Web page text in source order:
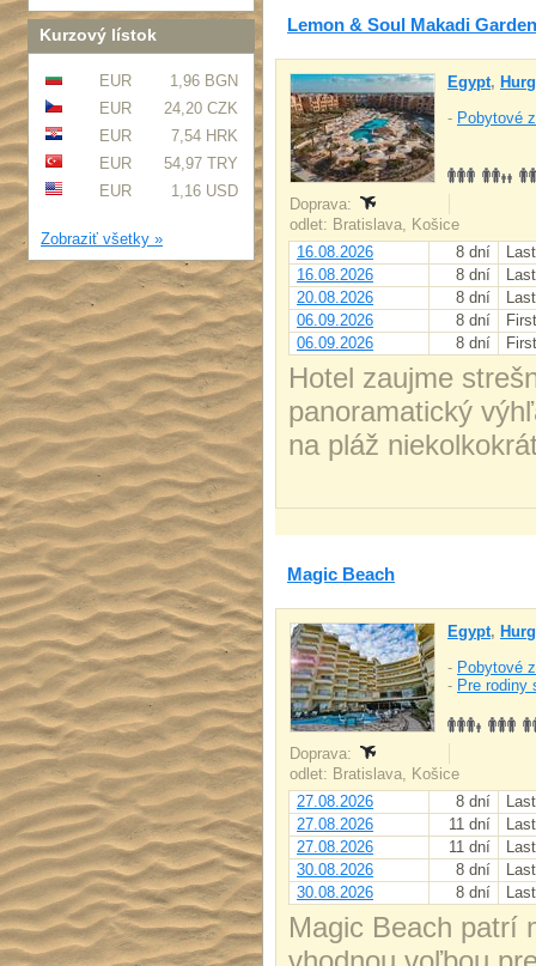
Kurzový lístok
EUR
1,96 BGN
EUR
24,20 CZK
EUR
7,54 HRK
EUR
54,97 TRY
EUR
1,16 USD
Zobraziť všetky »
Lemon & Soul Makadi Garden
Egypt,
- Pobytové
Doprava:
odlet: Bratislava, Košice
16.08.2026
8 dní
16.08.2026
8 dní
20.08.2026
8 dní
06.09.2026
8 dní
06.09.2026
8 dní
Hotel zaujme
panoramatický
na pláž
Magic Beach
Egypt,
- Pobytové
- Pre rodiny
Doprava:
odlet: Bratislava, Košice
27.08.2026
8 dní
27.08.2026
11 dní
27.08.2026
11 dní
30.08.2026
8 dní
30.08.2026
8 dní
Magic Beach patrí